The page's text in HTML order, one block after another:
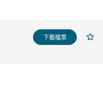
下載檔案